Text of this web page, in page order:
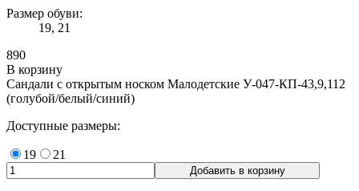
Размер обуви:
19, 21
890
В корзину
Сандали с открытым носком Малодетские У-047-КП-43,9,112
(голубой/белый/синий)
Доступные размеры:
19 21